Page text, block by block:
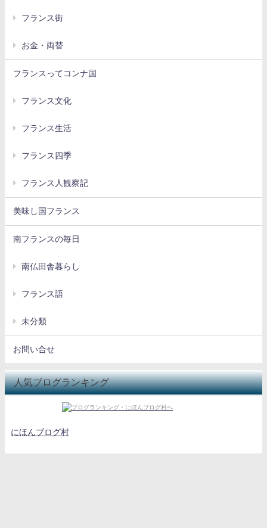
フランス街
お金・両替
フランスってコンナ国
フランス文化
フランス生活
フランス四季
フランス人観察記
美味し国フランス
南フランスの毎日
南仏田舎暮らし
フランス語
未分類
お問い合せ
人気ブログランキング
にほんブログ村